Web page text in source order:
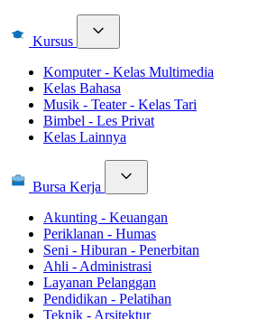
Kursus
Komputer - Kelas Multimedia
Kelas Bahasa
Musik - Teater - Kelas Tari
Bimbel - Les Privat
Kelas Lainnya
Bursa Kerja
Akunting - Keuangan
Periklanan - Humas
Seni - Hiburan - Penerbitan
Ahli - Administrasi
Layanan Pelanggan
Pendidikan - Pelatihan
Teknik - Arsitektur